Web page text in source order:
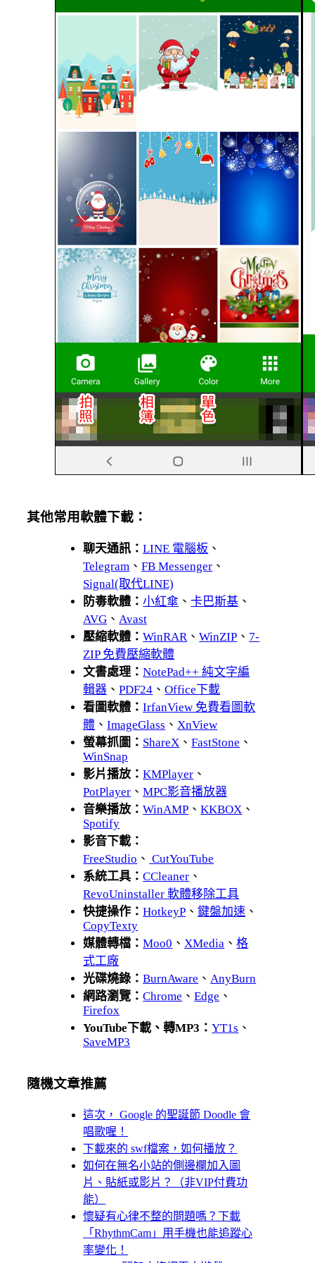
其他常用軟體下載：
聊天通訊：LINE 電腦板 、
Telegram 、FB Messenger 、
Signal(取代LINE)
防毒軟體：小紅傘 、卡巴斯基 、
AVG 、 Avast
壓縮軟體：WinRAR 、WinZIP 、 7-
ZIP 免費壓縮軟體
文書處理：NotePad++ 純文字編
輯器 、PDF24 、Office下載
看圖軟體：IrfanView 免費看圖軟
體 、ImageGlass 、 XnView
螢幕抓圖： ShareX 、FastStone 、
WinSnap
影片播放：KMPlayer 、
PotPlayer 、MPC影音播放器
音樂播放：WinAMP 、KKBOX 、
Spotify
影音下載：
FreeStudio 、 CutYouTube
系統工具：CCleaner 、
RevoUninstaller 軟體移除工具
快捷操作：HotkeyP 、鍵盤加速 、
CopyTexty
媒體轉檔：Moo0 、 XMedia 、格
式工廠
光碟燒錄：BurnAware 、 AnyBurn
網路瀏覽：Chrome 、Edge 、
Firefox
YouTube下載、轉MP3：YT1s 、
SaveMP3
隨機文章推薦
這次， Google 的聖誕節 Doodle 會
唱歌喔！
下載來的 swf檔案，如何播放？
如何在無名小站的側邊欄加入圖
片、貼紙或影片？（非VIP付費功
能）
懷疑有心律不整的問題嗎？下載
「RhythmCam」用手機也能追蹤心
率變化！